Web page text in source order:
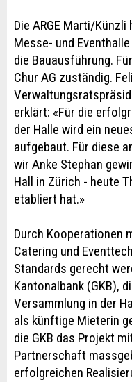
Die ARGE Marti/
Messe- und
die Bauausführung.
Chur AG zuständig.
erklärt: «Für die
der Halle wird ein
aufgebaut. Für diese
wir Anke Stephan
Hall in Zürich - heute
etabliert hat.»
Durch Kooperationen
Catering und
Standards gerecht
Kantonalbank (GKB),
Versammlung in der
als künftige Mieterin
die GKB das Projekt
Partnerschaft
erfolgreichen